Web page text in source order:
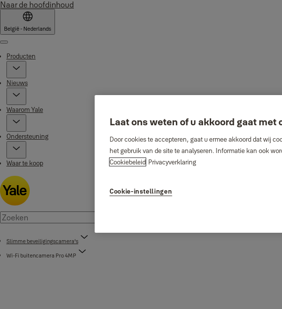
Naar de hoofdinhoud
België - Nederlands
Menu
Producten
Nieuws
Waarom Yale
Ondersteuning
Waar te koop
Slimme beveiligingscamera's
Wi-Fi buitencamera Pro 4MP
Laat ons weten of u akkoord gaat met
Door cookies te accepteren, gaat u ermee akkoord dat wij
het gebruik van de site te analyseren. Informatie kan ook
Cookiebeleid Privacyverklaring
Cookie-instellingen